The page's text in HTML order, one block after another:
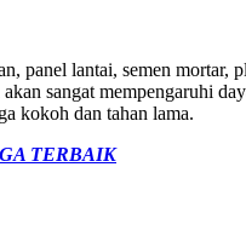
panel lantai, semen
sangat mempengaruhi
kokoh dan tahan lama.
TERBAIK